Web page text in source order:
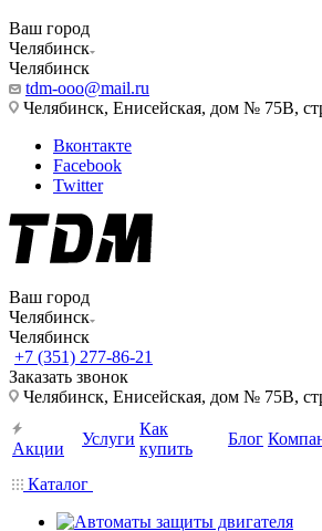
Ваш город
Челябинск
Челябинск
tdm-ooo@mail.ru
Челябинск, Енисейская, дом № 75В,
Вконтакте
Facebook
Twitter
Ваш город
Челябинск
Челябинск
+7 (351) 277-86-21
Заказать звонок
Челябинск, Енисейская, дом № 75В,
Акции
Услуги
Как
купить
Блог
Каталог